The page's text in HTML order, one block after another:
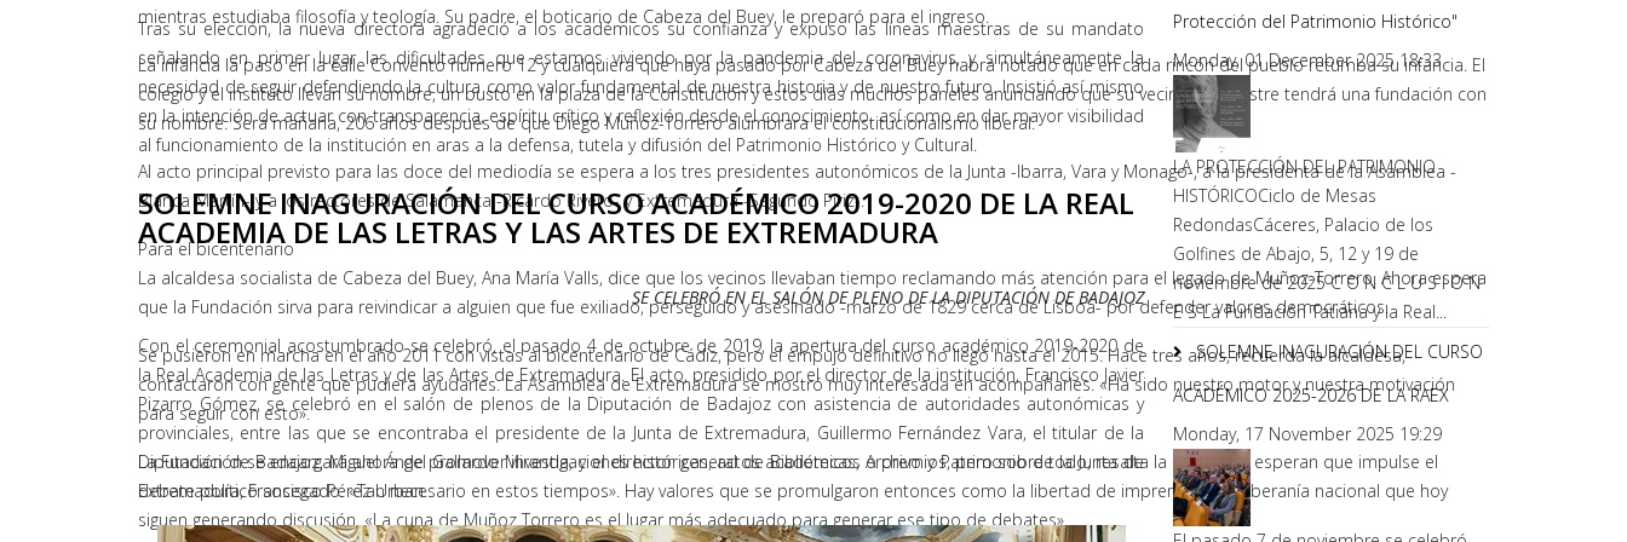
mientras estudiaba filosofía y teología. Su padre, el boticario de Cabeza del Buey, le preparó para el ingreso.
La infancia la pasó en la calle Convento número 12 y cualquiera que haya pasado por Cabeza del Buey habrá notado que en cada rincón del pueblo retumba su infancia. El
colegio y el instituto llevan su nombre, un busto en la plaza de la Constitución y estos días muchos paneles anunciando que su vecino más ilustre tendrá una fundación con
su nombre. Será mañana, 206 años después de que Diego Muñoz-Torrero alumbrara el constitucionalismo liberal.
Al acto principal previsto para las doce del mediodía se espera a los tres presidentes autonómicos de la Junta -Ibarra, Vara y Monago-, a la presidenta de la Asamblea -
Blanca Martín- y a los rectores de Salamanca -Ricardo Rivero- y Extremadura -Segundo Píriz-.
Para el bicentenario
La alcaldesa socialista de Cabeza del Buey, Ana María Valls, dice que los vecinos llevaban tiempo reclamando más atención para el legado de Muñoz-Torrero. Ahora espera
que la Fundación sirva para reivindicar a alguien que fue exiliado, perseguido y asesinado -marzo de 1829 cerca de Lisboa- por defender valores democráticos.
Se pusieron en marcha en el año 2011 con vistas al bicentenario de Cádiz, pero el empujó definitivo no llegó hasta el 2015. Hace tres años, recuerda la alcaldesa,
contactaron con gente que pudiera ayudarles. La Asamblea de Extremadura se mostró muy interesada en acompañarles. «Ha sido nuestro motor y nuestra motivación
para seguir con esto».
La Fundación se encargará ahora de promover investigaciones históricas, actos académicos o premios, pero sobre todo, resalta la alcaldesa, esperan que impulse el
debate político sosegado. «Tan necesario en estos tiempos». Hay valores que se promulgaron entonces como la libertad de imprenta o la soberanía nacional que hoy
siguen generando discusión. «La cuna de Muñoz Torrero es el lugar más adecuado para generar ese tipo de debates».
Tras su elección, la nueva directora agradeció a los académicos su confianza y expuso las líneas maestras de su mandato
señalando en primer lugar las dificultades que estamos viviendo por la pandemia del coronavirus, y simultáneamente la
necesidad de seguir defendiendo la cultura como valor fundamental de nuestra historia y de nuestro futuro. Insistió así mismo
en la intención de actuar con transparencia, espíritu crítico y reflexión desde el conocimiento, así como en dar mayor visibilidad
al funcionamiento de la institución en aras a la defensa, tutela y difusión del Patrimonio Histórico y Cultural.
SOLEMNE INAGURACIÓN DEL CURSO ACADÉMICO 2019-2020 DE LA REAL
ACADEMIA DE LAS LETRAS Y LAS ARTES DE EXTREMADURA
SE CELEBRÓ EN EL SALÓN DE PLENO DE LA DIPUTACIÓN DE BADAJOZ
Con el ceremonial acostumbrado se celebró, el pasado 4 de octubre de 2019, la apertura del curso académico 2019-2020 de
la Real Academia de las Letras y de las Artes de Extremadura. El acto, presidido por el director de la institución, Francisco Javier
Pizarro Gómez, se celebró en el salón de plenos de la Diputación de Badajoz con asistencia de autoridades autonómicas y
provinciales, entre las que se encontraba el presidente de la Junta de Extremadura, Guillermo Fernández Vara, el titular de la
Diputación de Badajoz, Miguel Ángel Gallardo Miranda, y el director general de Bibliotecas, Archivo y Patrimonio de la Junta de
Extremadura, Francisco Pérez Urban.
Protección del Patrimonio Histórico"
Monday, 01 December 2025 18:33
LA PROTECCIÓN DEL PATRIMONIO
HISTÓRICOCiclo de Mesas
RedondasCáceres, Palacio de los
Golfines de Abajo, 5, 12 y 19 de
noviembre de 2025 C O N C L U S I O N
E S La Fundación Tatiana y la Real...
SOLEMNE INAGURACIÓN DEL CURSO
ACADÉMICO 2025-2026 DE LA RAEX
Monday, 17 November 2025 19:29